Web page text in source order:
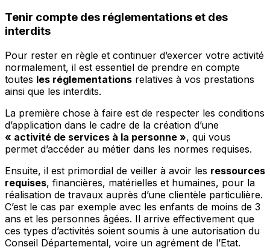
Tenir compte des réglementations et des
interdits
Pour rester en règle et continuer d’exercer votre activité
normalement, il est essentiel de prendre en compte
toutes les réglementations relatives à vos prestations
ainsi que les interdits.
La première chose à faire est de respecter les conditions
d’application dans le cadre de la création d’une
« activité de services à la personne », qui vous
permet d’accéder au métier dans les normes requises.
Ensuite, il est primordial de veiller à avoir les ressources
requises, financières, matérielles et humaines, pour la
réalisation de travaux auprès d’une clientèle particulière.
C’est le cas par exemple avec les enfants de moins de 3
ans et les personnes âgées. Il arrive effectivement que
ces types d’activités soient soumis à une autorisation du
Conseil Départemental, voire un agrément de l’Etat.